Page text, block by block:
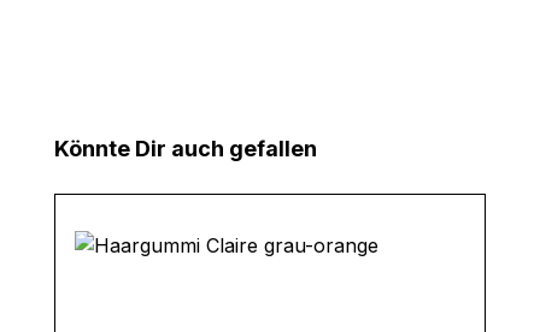
Produktgalerie überspringen
Könnte Dir auch gefallen